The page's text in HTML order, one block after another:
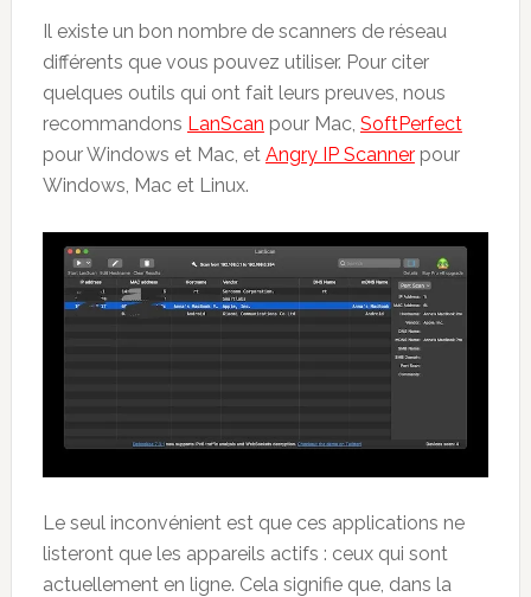
Il existe un bon nombre de scanners de réseau
différents que vous pouvez utiliser. Pour citer
quelques outils qui ont fait leurs preuves, nous
recommandons LanScan pour Mac, SoftPerfect
pour Windows et Mac, et Angry IP Scannerpour
Windows, Mac et Linux.
Le seul inconvénient est que ces applications ne
listeront que les appareils actifs : ceux qui sont
actuellement en ligne. Cela signifie que, dans la